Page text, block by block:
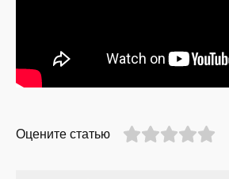
Оцените статью